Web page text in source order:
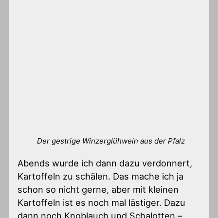
Der gestrige Winzerglühwein aus der Pfalz
Abends wurde ich dann dazu verdonnert,
Kartoffeln zu schälen. Das mache ich ja
schon so nicht gerne, aber mit kleinen
Kartoffeln ist es noch mal lästiger. Dazu
dann noch Knoblauch und Schalotten –